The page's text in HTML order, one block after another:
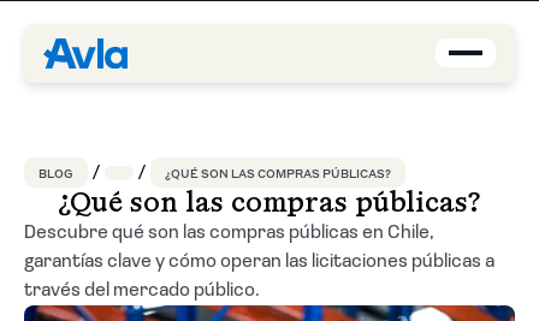
Brokers
Asegurados
BLOG ¿QUÉ SON LAS COMPRAS PÚBLICAS?
¿Qué son las compras públicas?
Descubre qué son las compras públicas en Chile,
garantías clave y cómo operan las licitaciones públicas a
través del mercado público.